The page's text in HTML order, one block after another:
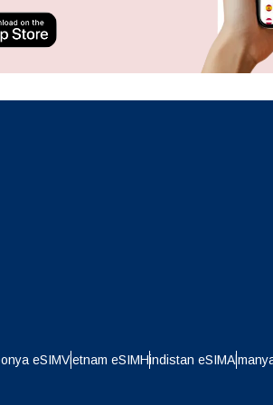
eSIMVietnam eSIMHindistan eSIM